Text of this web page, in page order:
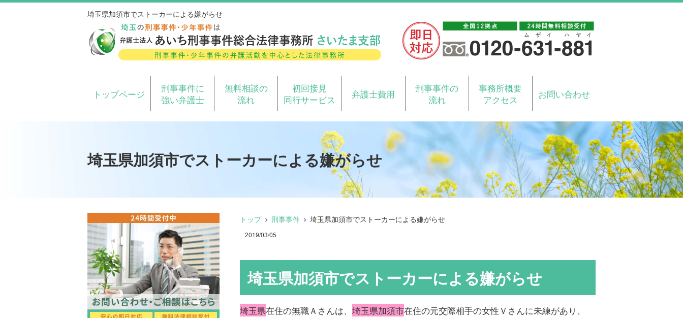
埼玉県加須市でストーカーによる嫌がらせ
トップページ
刑事事件に
強い弁護士
無料相談の
流れ
初回接見
同行サービス
弁護士費用
刑事事件の
流れ
事務所概要
アクセス
お問い合わせ
埼玉県加須市でストーカーによる嫌がらせ
トップ 刑事事件 埼玉県加須市でストーカーによる嫌がらせ
2019/03/05
埼玉県加須市でストーカーによる嫌がらせ
埼玉県在住の無職Ａさんは、 埼玉県加須市在住の元交際相手の女性Ｖさんに未練があり、